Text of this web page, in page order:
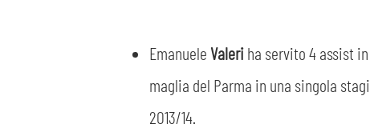
Emanuele Valeriha servito 4 assist
maglia del Parma in una singola
2013/14.